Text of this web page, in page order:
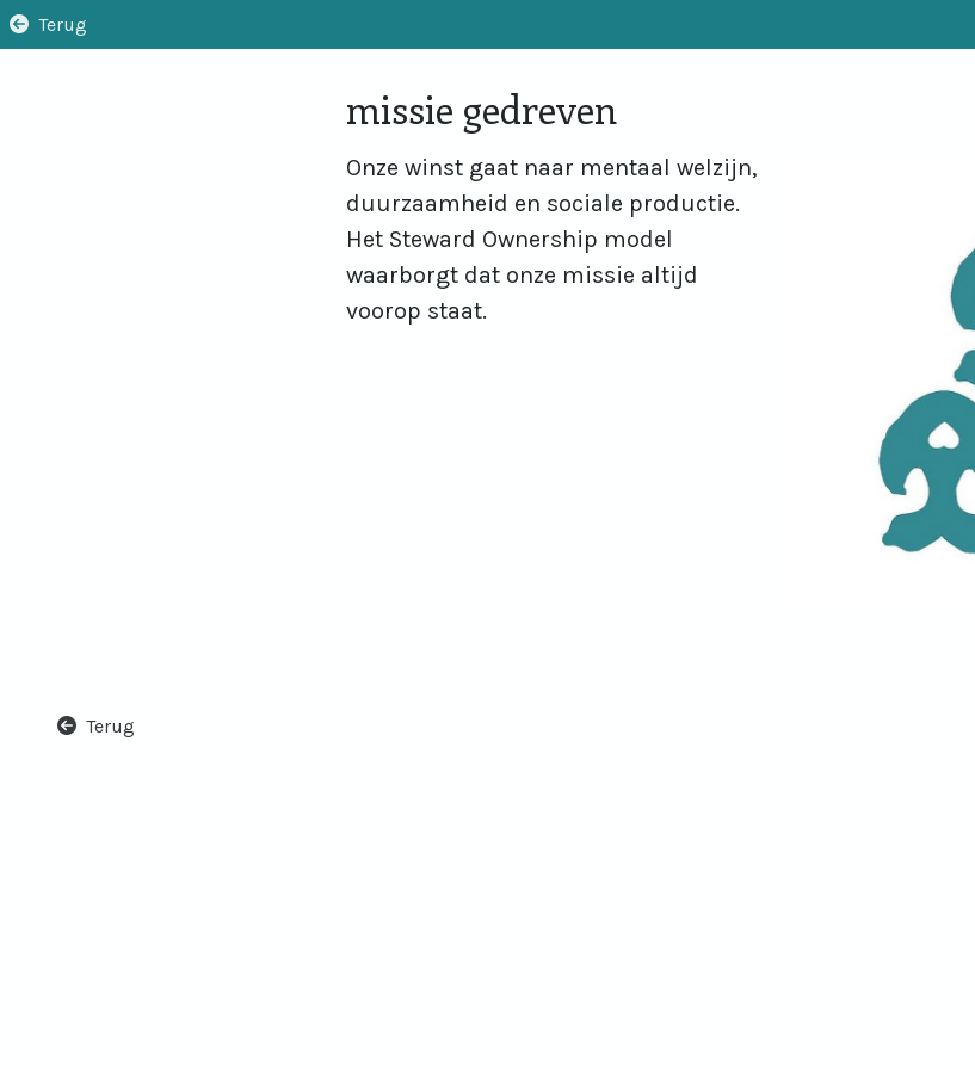
Terug
missie gedreven
Onze winst gaat naar mentaal welzijn,
duurzaamheid en sociale productie.
Het Steward Ownership model
waarborgt dat onze missie altijd
voorop staat.
Terug